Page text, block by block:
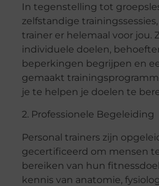
In tegenstelling tot
zelfstandige
trainer er helemaal voor jou.
individuele doelen,
beperkingen begrijpen en
gemaakt
je te helpen je doelen te
2. Professionele Begeleiding
Personal trainers zijn
gecertificeerd om mensen
bereiken van hun
kennis van anatomie,